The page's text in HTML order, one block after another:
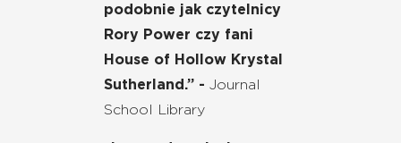
podobnie jak czytelnicy
Rory Power czy fani
House of Hollow Krystal
Sutherland.” - Journal
School Library